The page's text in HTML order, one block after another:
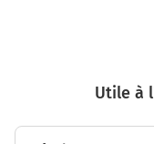
Utile à